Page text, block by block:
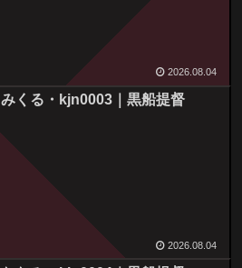
2026.08.04
みくる・kjn0003｜黒船提督
2026.08.04